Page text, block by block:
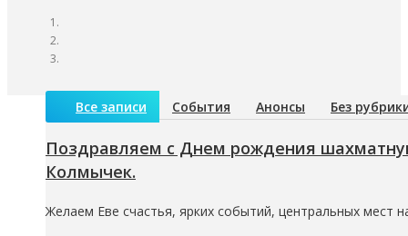
Все записи События Анонсы Без
Поздравляем с Днем рождения
Колмычек.
Желаем Еве счастья, ярких событий, центральных мест